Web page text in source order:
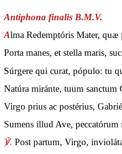
Antiphona finalis B.M.V.
Alma Redemptóris Mater,
Porta manes, et stella maris,
Súrgere qui curat, pópulo: tu
Natúra miránte, tuum sanctum
Virgo prius ac postérius,
Sumens illud Ave, peccatórum
℣. Post partum, Virgo,